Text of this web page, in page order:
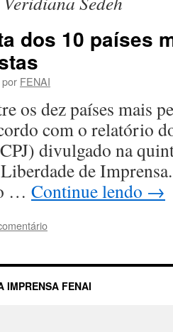
dos 10 países
por FENAI
os dez países mais
com o relatório
divulgado na
de
… Continue lendo →
IMPRENSA FENAI